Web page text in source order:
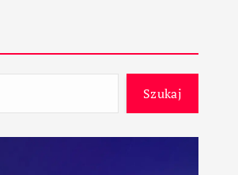
Szukaj